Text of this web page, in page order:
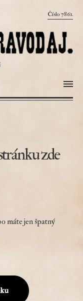
Číslo 7861.
zde
máte jen špatný